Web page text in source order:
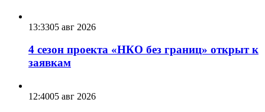
13:3305 авг 2026
4 сезон проекта «НКО без границ» открыт к
заявкам
12:4005 авг 2026